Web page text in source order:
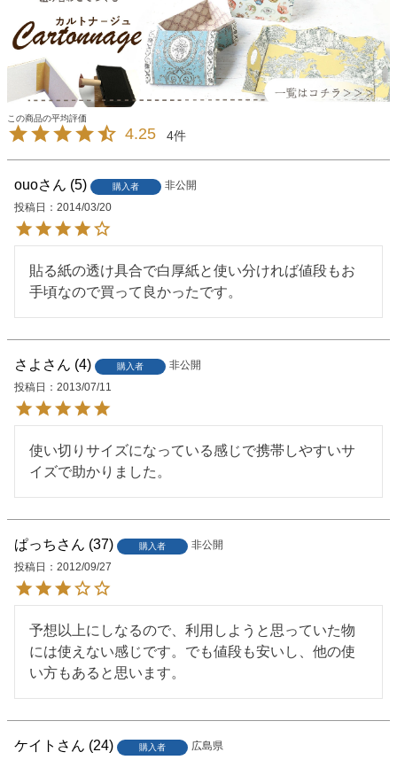
4.25 4
ouo 5 購入者
非公開
投稿日
2014/03/20
貼る紙の透け具合で白厚紙と使い分ければ値段もお
手頃なので買って良かったです。
さよ 4 購入者
非公開
投稿日
2013/07/11
使い切りサイズになっている感じで携帯しやすいサ
イズで助かりました。
ぱっち 37 購入者
非公開
投稿日
2012/09/27
予想以上にしなるので、利用しようと思っていた物
には使えない感じです。でも値段も安いし、他の使
い方もあると思います。
ケイト 24 購入者
広島県